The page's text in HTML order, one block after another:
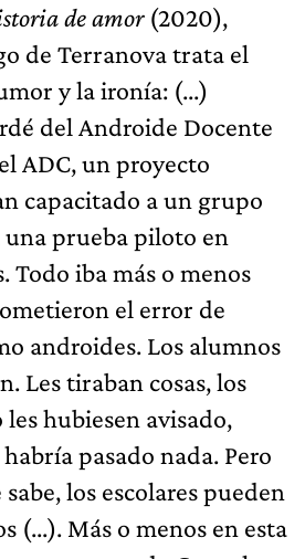
de amor(2020),
de Terranova trata el
y la ironía: (...)
del Androide Docente
ADC, un proyecto
capacitado a un grupo
prueba piloto en
Todo iba más o menos
el error de
androides. Los alumnos
Les tiraban cosas, los
hubiesen avisado,
pasado nada. Pero
los escolares pueden
(...). Más o menos en esta